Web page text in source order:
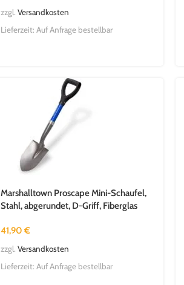
zzgl. Versandkosten
Lieferzeit: Auf Anfrage bestellbar
Marshalltown Proscape Mini-Schaufel,
Stahl, abgerundet, D-Griff, Fiberglas
41,90€
zzgl. Versandkosten
Lieferzeit: Auf Anfrage bestellbar